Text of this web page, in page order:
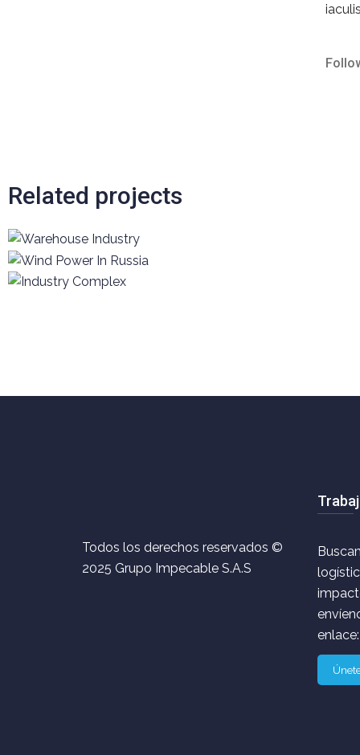
Related projects
Todos los derechos reservados ©
2025 Grupo Impecable S.A.S
enlace: